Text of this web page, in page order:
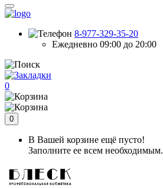
8-977-329-35-20
Ежедневно 09:00 до 20:00
0
0
В Вашей корзине ещё пусто!
Заполните ее всем необходимым.